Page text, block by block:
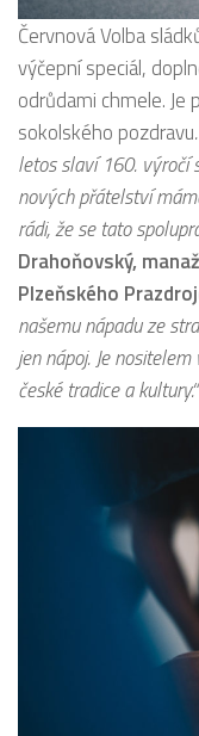
Červnová Volba
výčepní speciál,
odrůdami chmele.
sokolského pozdravu
letos slaví 160. výročí
nových přátelství
rádi, že se tato
Drahoňovský,
Plzeňského
našemu nápadu ze
jen nápoj. Je
české tradice a kultury.“